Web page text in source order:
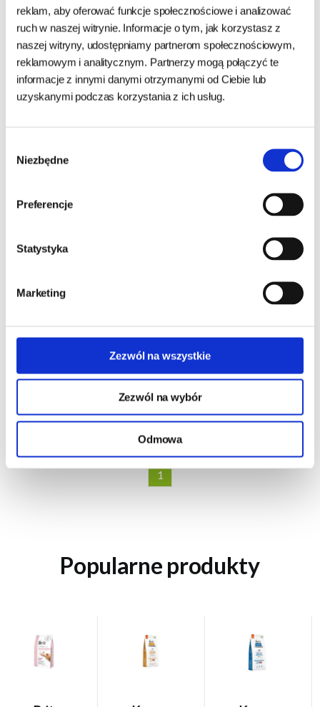
reklam, aby oferować funkcje społecznościowe i analizować
ruch w naszej witrynie. Informacje o tym, jak korzystasz z
naszej witryny, udostępniamy partnerom społecznościowym,
reklamowym i analitycznym. Partnerzy mogą połączyć te
informacje z innymi danymi otrzymanymi od Ciebie lub
uzyskanymi podczas korzystania z ich usług.
zgody
Niezbędne
Preferencje
Statystyka
Marketing
Zezwól na wszystkie
Zezwól na wybór
Odmowa
75,50 zł/kg
DO KOSZYKA
99,60 zł/l
BRAK
psów dorosłych Pure
24h - cała Polska- towar na magazynie
21,20 zł
DO KOSZYKA
1
Popularne produkty